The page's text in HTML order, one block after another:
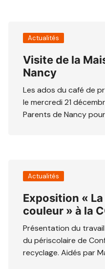
Actualités
Visite de la
Nancy
Les ados du café de
le mercredi 21
Parents de Nancy
Actualités
Exposition «
couleur » à la
Présentation du
du périscolaire de
recyclage. Aidés par